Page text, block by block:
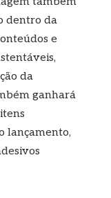
dentro da
e
da
ganhará
lançamento,